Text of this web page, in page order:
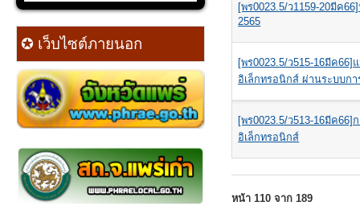
✪ เว็บไซต์ภายนอก
[พร0023.5/ว1159-20มีค
2565
[พร0023.5/ว515-16มีค
อิเล็กทรอนิกส์ ผ่านระบบก
[พร0023.5/ว513-16มีค66]
อิเล็กทรอนิกส์
หน้า 110 จาก 189